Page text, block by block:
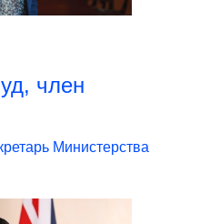
член
Министерства